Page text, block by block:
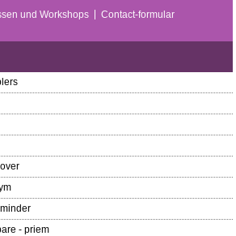
und Workshops Contact-formular
- priem